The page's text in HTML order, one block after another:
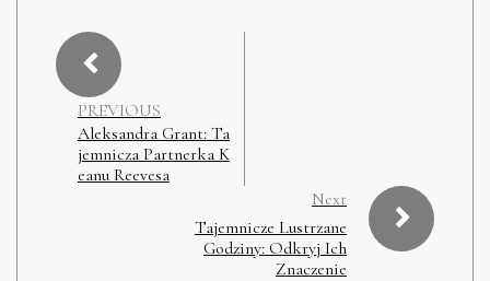
PREVIOUS
Aleksandra Grant: Ta
jemnicza Partnerka K
eanu Reevesa
Next
Tajemnicze Lustrzane
Godziny: Odkryj Ich
Znaczenie